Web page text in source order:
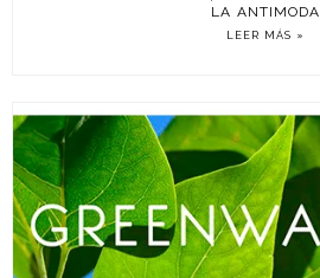
LA ANTIMODA
LEER MÁS »